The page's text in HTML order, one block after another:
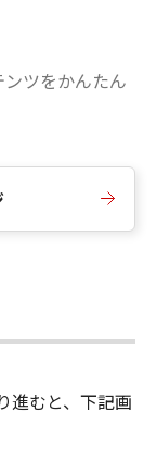
ツをかんたん
進むと、下記画